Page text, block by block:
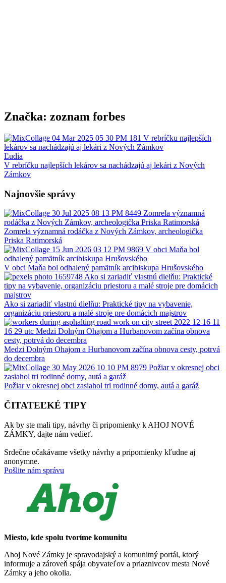
Značka: zoznam forbes
Ľudia
V rebríčku najlepších lekárov sa nachádzajú aj lekári z Nových
Zámkov
Najnovšie správy
Zomrela významná rodáčka z Nových Zámkov, archeologička
Priska Ratimorská
V obci Maňa bol odhalený pamätník arcibiskupa Hrušovského
Ako si zariadiť vlastnú dielňu: Praktické tipy na vybavenie,
organizáciu priestoru a malé stroje pre domácich majstrov
Medzi Dolným Ohajom a Hurbanovom začína obnova cesty, potrvá
do decembra
Požiar v okresnej obci zasiahol tri rodinné domy, autá a garáž
ČITATEĽKÉ TIPY
Ak by ste mali tipy, návrhy či pripomienky k AHOJ NOVÉ
ZÁMKY, dajte nám vedieť.
Srdečne očakávame všetky návrhy a pripomienky kľudne aj
anonymne.
Pošlite nám správu
Miesto, kde spolu tvoríme komunitu
Ahoj Nové Zámky je spravodajský a komunitný portál, ktorý
informuje a zároveň spája obyvateľov a priaznivcov mesta Nové
Zámky a jeho okolia.